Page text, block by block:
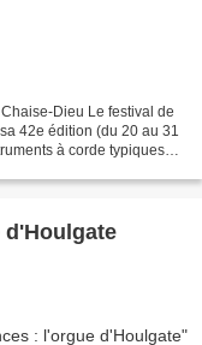
Dieu Le festival de
42e édition (du 20 au 31
à corde typiques